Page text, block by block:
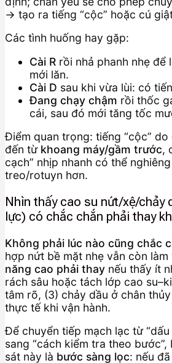
→ tạo ra tiếng “cộc” hoặc cú
Các tình huống hay gặp:
Cài R rồi nhả phanh nhẹ để
mới lăn.
Cài D sau khi vừa lùi: có
Đang chạy chậm rồi thốc
cái, sau đó mới tăng tốc
Điểm quan trọng: tiếng “cộc”
đến từ khoang máy/gầm trước,
cạch” nhịp nhanh có thể
treo/rotuyn hơn.
Nhìn thấy cao su nứt/xệ/chảy
lực) có chắc chắn phải thay
Không phải lúc nào cũng chắc
hợp nứt bề mặt nhẹ vẫn còn làm
năng cao phải thay nếu thấy ít
rách sâu hoặc tách lớp cao
tâm rõ, (3) chảy dầu ở chân
thực tế khi vận hành.
Để chuyển tiếp mạch lạc từ “dấu
sang “cách kiểm tra theo
sát này là bước sàng lọc: nếu